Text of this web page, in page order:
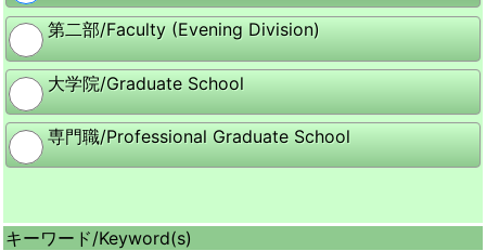
第二部/Faculty (Evening Division)
大学院/Graduate School
専門職/Professional Graduate School
キーワード/Keyword(s)